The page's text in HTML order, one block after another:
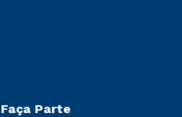
Faça Parte